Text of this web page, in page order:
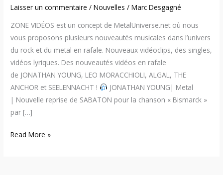
Laisser un commentaire /Nouvelles /Marc Desgagné
ZONE VIDÉOS est un concept de MetalUniverse.net où nous
vous proposons plusieurs nouveautés musicales dans l’univers
du rock et du metal en rafale. Nouveaux vidéoclips, des singles,
vidéos lyriques. Des nouveautés vidéos en rafale
de JONATHAN YOUNG, LEO MORACCHIOLI, ALGAL, THE
ANCHOR et SEELENNACHT !
JONATHAN YOUNG| Metal
| Nouvelle reprise de SABATON pour la chanson « Bismarck »
par […]
Read More »